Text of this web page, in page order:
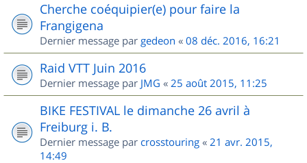
Cherche coéquipier(e) pour faire la
Frangigena
Dernier message par gedeon « 08 déc. 2016, 16:21
Raid VTT Juin 2016
Dernier message par JMG « 25 août 2015, 11:25
BIKE FESTIVAL le dimanche 26 avril à
Freiburg i. B.
Dernier message par crosstouring « 21 avr. 2015,
14:49